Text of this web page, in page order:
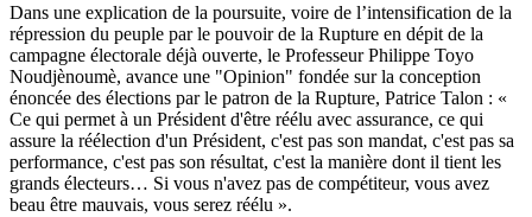
Dans une explication de la poursuite, voire de l’intensification de la
répression du peuple par le pouvoir de la Rupture en dépit de la
campagne électorale déjà ouverte, le Professeur Philippe Toyo
Noudjènoumè, avance une "Opinion" fondée sur la conception
énoncée des élections par le patron de la Rupture, Patrice Talon : «
Ce qui permet à un Président d'être réélu avec assurance, ce qui
assure la réélection d'un Président, c'est pas son mandat, c'est pas sa
performance, c'est pas son résultat, c'est la manière dont il tient les
grands électeurs… Si vous n'avez pas de compétiteur, vous avez
beau être mauvais, vous serez réélu ».